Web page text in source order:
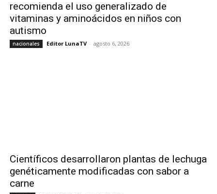
recomienda el uso generalizado de
vitaminas y aminoácidos en niños con
autismo
nacionales Editor LunaTV - agosto 6, 2026
Científicos desarrollaron plantas de lechuga
genéticamente modificadas con sabor a
carne